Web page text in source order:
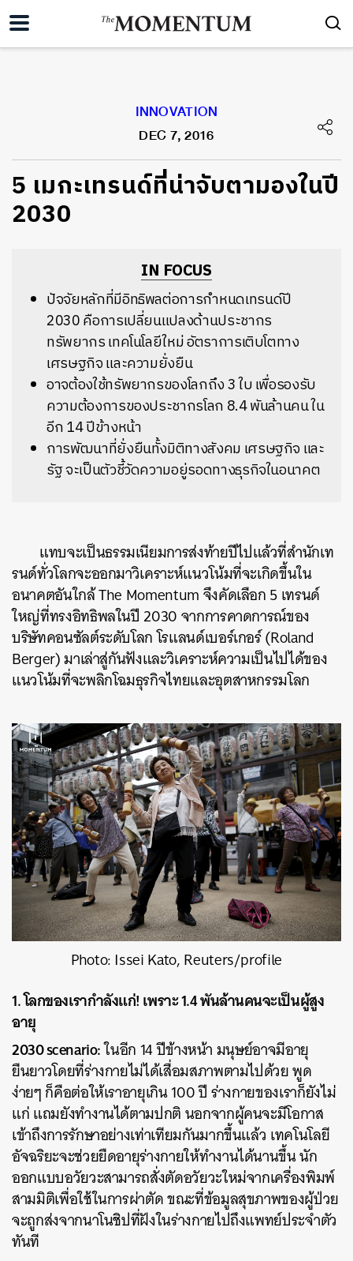
INNOVATION
DEC 7, 2016
5 เมกะเทรนด์ที่น่าจับตามองในปี
2030
IN FOCUS
ปัจจัยหลักที่มีอิทธิพลต่อการกำหนดเทรนด์ปี
2030 คือการเปลี่ยนแปลงด้านประชากร
ทรัพยากร เทคโนโลยีใหม่ อัตราการเติบโตทาง
เศรษฐกิจ และความยั่งยืน
อาจต้องใช้ทรัพยากรของโลกถึง 3 ใบ เพื่อรองรับ
ความต้องการของประชากรโลก 8.4 พันล้านคน ใน
อีก 14 ปีข้างหน้า
การพัฒนาที่ยั่งยืนทั้งมิติทางสังคม เศรษฐกิจ และ
รัฐ จะเป็นตัวชี้วัดความอยู่รอดทางธุรกิจในอนาคต
แทบจะเป็นธรรมเนียมการส่งท้ายปีไปแล้วที่สำนักเท
รนด์ทั่วโลกจะออกมาวิเคราะห์แนวโน้มที่จะเกิดขึ้นใน
อนาคตอันใกล้ The Momentum จึงคัดเลือก 5 เทรนด์
ใหญ่ที่ทรงอิทธิพลในปี 2030 จากการคาดการณ์ของ
บริษัทคอนซัลต์ระดับโลก โรแลนด์เบอร์เกอร์ (Roland
Berger) มาเล่าสู่กันฟังและวิเคราะห์ความเป็นไปได้ของ
แนวโน้มที่จะพลิกโฉมธุรกิจไทยและอุตสาหกรรมโลก
Photo: Issei Kato, Reuters/profile
1. โลกของเรากำลังแก่! เพราะ 1.4 พันล้านคนจะเป็นผู้สูง
อายุ
2030 scenario:ในอีก 14 ปีข้างหน้า มนุษย์อาจมีอายุ
ยืนยาวโดยที่ร่างกายไม่ได้เสื่อมสภาพตามไปด้วย พูด
ง่ายๆ ก็คือต่อให้เราอายุเกิน 100 ปี ร่างกายของเราก็ยังไม่
แก่ แถมยังทำงานได้ตามปกติ นอกจากผู้คนจะมีโอกาส
เข้าถึงการรักษาอย่างเท่าเทียมกันมากขึ้นแล้ว เทคโนโลยี
อัจฉริยะจะช่วยยืดอายุร่างกายให้ทำงานได้นานขึ้น นัก
ออกแบบอวัยวะสามารถสั่งตัดอวัยวะใหม่จากเครื่องพิมพ์
สามมิติเพื่อใช้ในการผ่าตัด ขณะที่ข้อมูลสุขภาพของผู้ป่วย
จะถูกส่งจากนาโนชิปที่ฝังในร่างกายไปถึงแพทย์ประจำตัว
ทันที